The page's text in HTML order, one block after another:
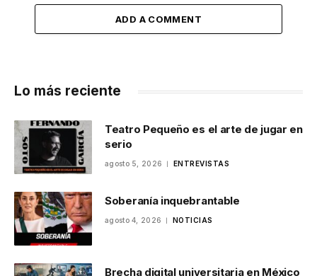
ADD A COMMENT
Lo más reciente
Teatro Pequeño es el arte de jugar en
serio
agosto 5, 2026 ENTREVISTAS
Soberanía inquebrantable
agosto 4, 2026 NOTICIAS
Brecha digital universitaria en México